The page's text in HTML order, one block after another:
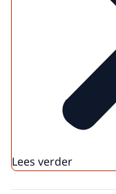
Lees verder